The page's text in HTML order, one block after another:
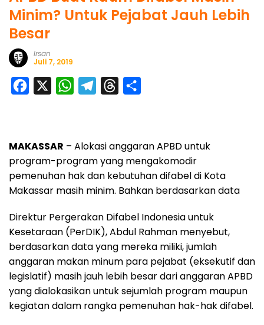
Minim? Untuk Pejabat Jauh Lebih
Besar
Irsan
Juli 7, 2019
b
o
o
W
s
A
p
g
r
a
a
d
s
e
MAKASSAR – Alokasi anggaran APBD untuk
program-program yang mengakomodir
pemenuhan hak dan kebutuhan difabel di Kota
Makassar masih minim. Bahkan berdasarkan data
Direktur Pergerakan Difabel Indonesia untuk
Kesetaraan (PerDIK), Abdul Rahman menyebut,
berdasarkan data yang mereka miliki, jumlah
anggaran makan minum para pejabat (eksekutif dan
legislatif) masih jauh lebih besar dari anggaran APBD
yang dialokasikan untuk sejumlah program maupun
kegiatan dalam rangka pemenuhan hak-hak difabel.